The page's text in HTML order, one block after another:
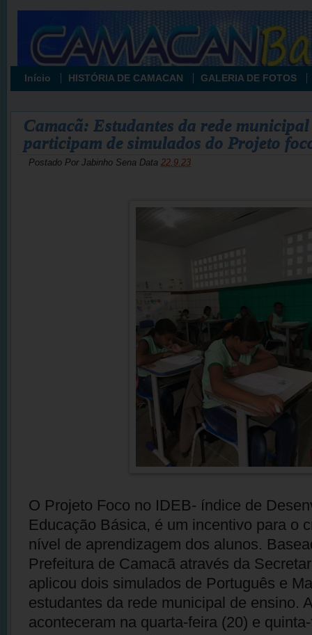
Início HISTÓRIA DE CAMACAN GALERIA DE FOTOS
Camacã: Estudantes da rede
participam de simulados do Projeto
Postado Por Jabinho Sena Data 22.9.23
O Projeto Foco no IDEB- índice de
Educação Básica, é um incentivo para o
nível de aprendizagem dos alunos.
Prefeitura de Camacã através da
aplicou dois simulados de Português e
estudantes da rede municipal de ensino.
aconteceram na quarta-feira (20) e